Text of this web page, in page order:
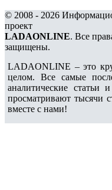
© 2008 - 2026
проект
LADAONLINE. Все
защищены.
LADAONLINE – это
целом. Все самые
аналитические статьи
просматривают тысячи
вместе с нами!